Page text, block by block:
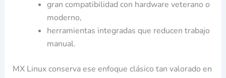
gran compatibilidad con hardware veterano o
moderno,
herramientas integradas que reducen trabajo
manual.
MX Linux conserva ese enfoque clásico tan valorado en